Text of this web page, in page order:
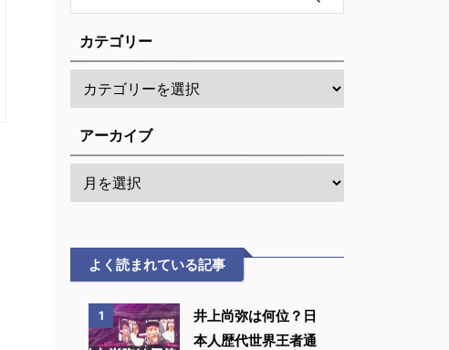
カテゴリー
アーカイブ
よく読まれている記事
1
井上尚弥は何位？日
本人歴代世界王者通